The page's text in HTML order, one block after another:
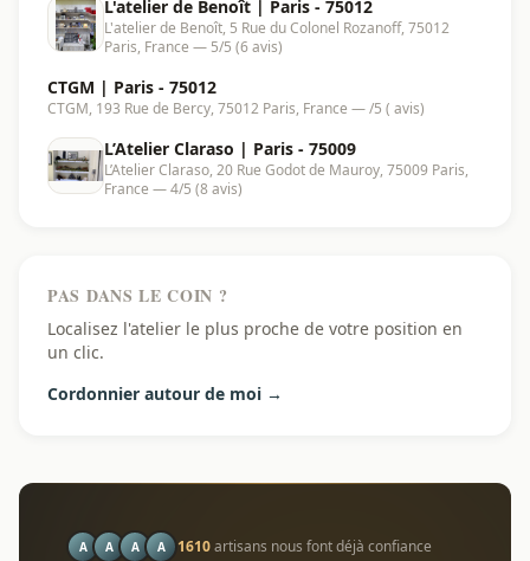
L'atelier de Benoît | Paris - 75012
L'atelier de Benoît, 5 Rue du Colonel Rozanoff, 75012
Paris, France — 5/5 (6 avis)
CTGM | Paris - 75012
CTGM, 193 Rue de Bercy, 75012 Paris, France — /5 ( avis)
L’Atelier Claraso | Paris - 75009
L’Atelier Claraso, 20 Rue Godot de Mauroy, 75009 Paris,
France — 4/5 (8 avis)
PAS DANS LE COIN ?
Localisez l'atelier le plus proche de votre position en
un clic.
Cordonnier autour de moi →
A A A A 1610artisans nous font déjà confiance